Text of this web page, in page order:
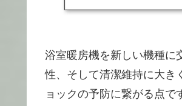
浴室暖房機を新しい機種に
性、そして清潔維持に大き
ョックの予防に繋がる点